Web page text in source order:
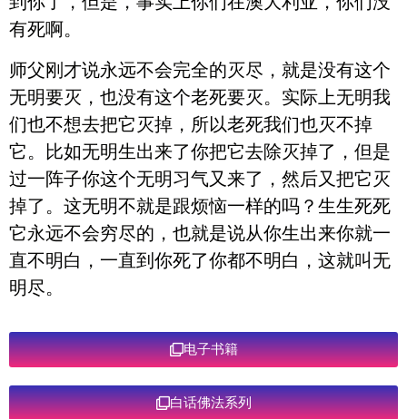
有死啊。
师父刚才说永远不会完全的灭尽，就是没有这个
无明要灭，也没有这个老死要灭。实际上无明我
们也不想去把它灭掉，所以老死我们也灭不掉
它。比如无明生出来了你把它去除灭掉了，但是
过一阵子你这个无明习气又来了，然后又把它灭
掉了。这无明不就是跟烦恼一样的吗？生生死死
它永远不会穷尽的，也就是说从你生出来你就一
直不明白，一直到你死了你都不明白，这就叫无
明尽。
电子书籍
白话佛法系列